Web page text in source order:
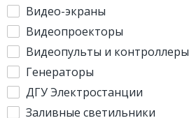
Видео-экраны
Видеопроекторы
Видеопульты и контроллеры
Генераторы
ДГУ Электростанции
Заливные светильники